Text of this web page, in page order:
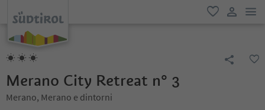
favoriti
Merano City Retreat n° 3
Merano, Merano e dintorni